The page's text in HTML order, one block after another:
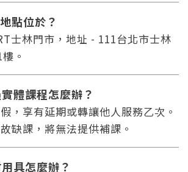
點位於？
士林門市，地址 - 111台北市士林
。
體課程怎麼辦？
，享有延期或轉讓他人服務乙次。
缺課，將無法提供補課。
具怎麼辦？